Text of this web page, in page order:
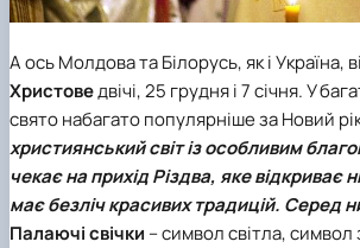
А ось Молдова та Білорусь, як і Україна,
Христоведвічі, 25 грудня і 7 січня. У
свято набагато популярніше за Новий
християнський світ із особливим
чекає на прихідРіздва, яке відкриває
має безліч красивих традицій. Серед
Палаючі свічки – символ світла, символ